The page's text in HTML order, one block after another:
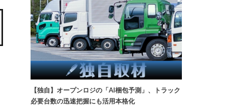
【独自】オープンロジの「AI梱包予測」、トラック
必要台数の迅速把握にも活用本格化